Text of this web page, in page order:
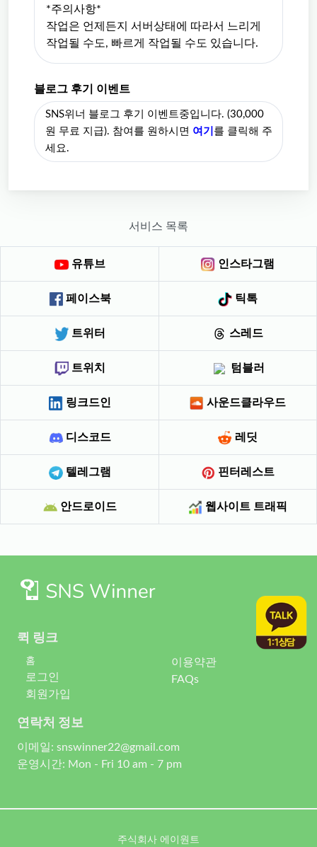
*주의사항*
작업은 언제든지 서버상태에 따라서 느리게
작업될 수도, 빠르게 작업될 수도 있습니다.
블로그 후기 이벤트
SNS위너 블로그 후기 이벤트중입니다. (30,000
원 무료 지급). 참여를 원하시면 여기 를 클릭해 주
세요.
서비스 목록
유튜브 인스타그램
페이스북 틱톡
트위터 스레드
트위치 텀블러
링크드인 사운드클라우드
디스코드 레딧
텔레그램 핀터레스트
안드로이드 웹사이트 트래픽
퀵 링크
홈
로그인
회원가입
이용약관
FAQs
연락처 정보
이메일: snswinner22@gmail.com
운영시간: Mon - Fri 10 am - 7 pm
주식회사 에이원트